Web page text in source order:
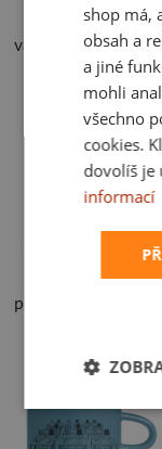
vak
249
polštář
shop má,
obsah a
a jiné
mohli
všechno
cookies.
dovolíš je
informací